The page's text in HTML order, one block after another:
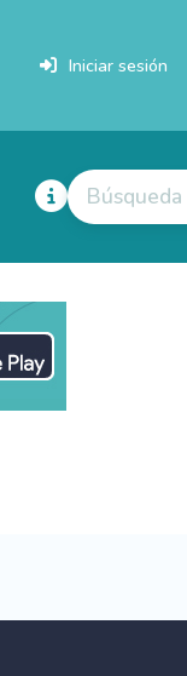
Iniciar sesión
Búsqueda